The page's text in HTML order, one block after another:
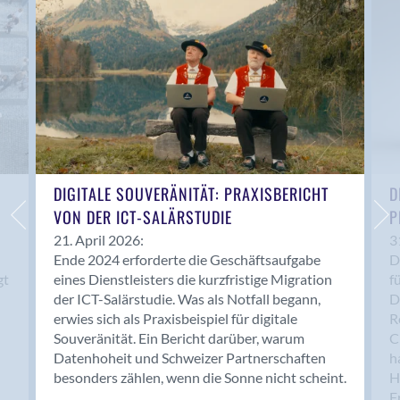
Anwil
Appenzell
Au SG
Baar
Baden
Balsthal
Balzers
Basel
Bassersdorf
Belp
Bendern
Benken (SG)
Bergdietikon
Berlin
Bern
Bern - Liebefeld
DIGITALE SOUVERÄNITÄT: PRAXISBERICHT
VON DER ICT-SALÄRSTUDIE
21. April 2026:
Ende 2024 erforderte die Geschäftsaufgabe
eines Dienstleisters die kurzfristige Migration
der ICT-Salärstudie. Was als Notfall begann,
erwies sich als Praxisbeispiel für digitale
Souveränität. Ein Bericht darüber, warum
Datenhoheit und Schweizer Partnerschaften
besonders zählen, wenn die Sonne nicht scheint.